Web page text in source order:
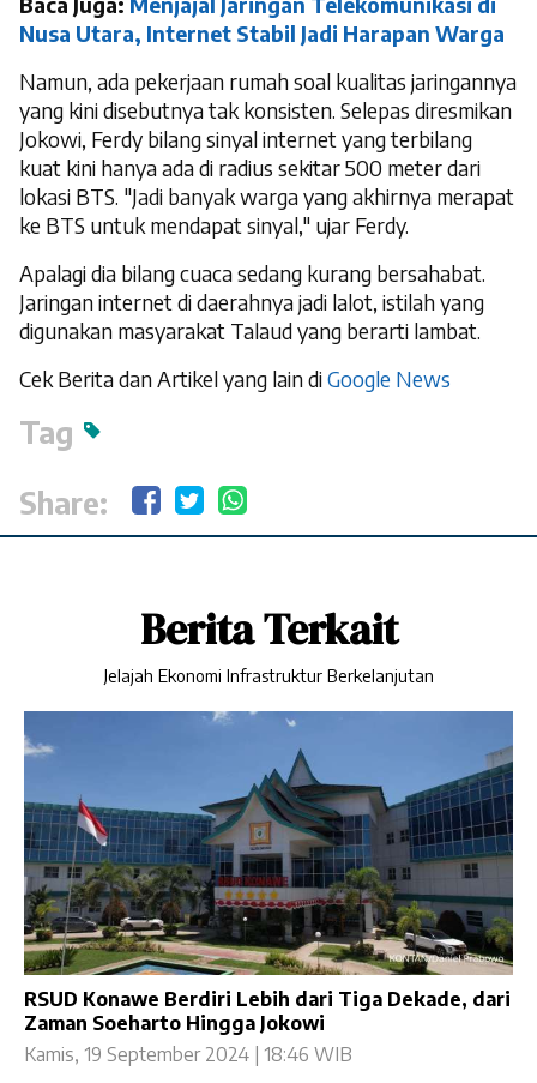
Nusa Utara, Internet Stabil Jadi Harapan Warga
Namun, ada pekerjaan rumah soal kualitas jaringannya
yang kini disebutnya tak konsisten. Selepas diresmikan
Jokowi, Ferdy bilang sinyal internet yang terbilang
kuat kini hanya ada di radius sekitar 500 meter dari
lokasi BTS. "Jadi banyak warga yang akhirnya merapat
ke BTS untuk mendapat sinyal," ujar Ferdy.
Apalagi dia bilang cuaca sedang kurang bersahabat.
Jaringan internet di daerahnya jadi lalot, istilah yang
digunakan masyarakat Talaud yang berarti lambat.
Cek Berita dan Artikel yang lain diGoogle News
Tag
Share:
Berita Terkait
Jelajah Ekonomi Infrastruktur Berkelanjutan
RSUD Konawe Berdiri Lebih dari Tiga Dekade, dari
Zaman Soeharto Hingga Jokowi
Kamis, 19 September 2024 | 18:46 WIB